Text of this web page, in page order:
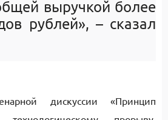
выручкой более
рублей», – сказал
дискуссии «Принцип